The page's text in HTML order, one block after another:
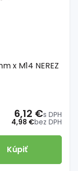
x M14 NEREZ
4,98 €bez DPH
6,12 €s DPH
Kúpiť